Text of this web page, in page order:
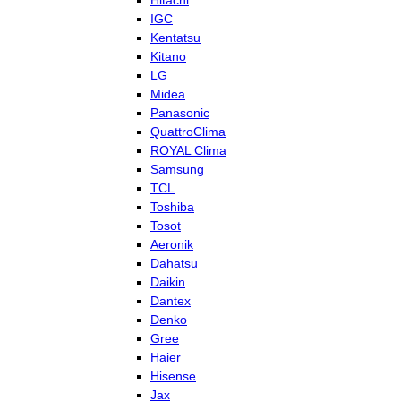
IGC
Kentatsu
Kitano
LG
Midea
Panasonic
QuattroClima
ROYAL Clima
Samsung
TCL
Toshiba
Tosot
Aeronik
Dahatsu
Daikin
Dantex
Denko
Gree
Haier
Hisense
Jax